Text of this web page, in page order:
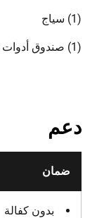
(1) سياج
(1) صندوق أدوات قوي
دعم
ضمان
بدون كفالة